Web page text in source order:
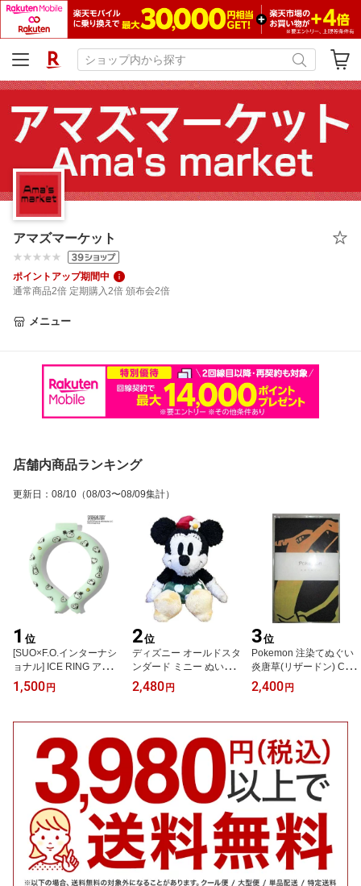
アマズマーケット
ポイントアップ期間中
通常商品2倍 定期購入2倍 頒布会2倍
メニュー
店舗内商品ランキング
更新日 ： 08/10 （08/03〜08/09集計）
1 位
[SUO×F.O.インターナシ
ョナル] ICE RING アイス
リング PEANUTSコラボ
Sサイズ ミント
1,500 円
2位
ディズニー オールドスタ
ンダード ミニー ぬいぐ
るみ Sサイズ 座高18cm
2,480 円
3位
Pokemon 注染てぬぐい
炎唐草(リザードン) COT-
0969
2,400 円